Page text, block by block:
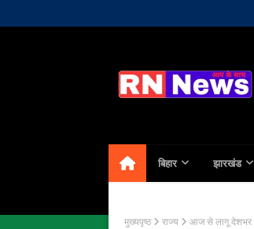
बिहार झारखंड
मुख्यपृष्ठ राज्य आज से लागू देशभर